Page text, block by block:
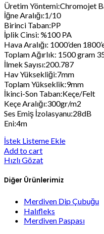
Üretim Yöntemi:Chromojet
İğne Aralığı:1/10
Birinci Taban:PP
İplik Cinsi: %100 PA
Hava Aralığı: 1000’den
Toplam Ağırlık: 1500 gram
İlmek Sayısı:200.787
Hav Yüksekliği:7mm
Toplam Yükseklik:9mm
İkinci-Son Taban:Keçe/Felt
Keçe Aralığı:300gr/m2
Ses Emiş İzolasyanu:28dB
Eni:4m
İstek Listeme Ekle
Add to cart
Hızlı Gözat
Diğer Ürünlerimiz
Merdiven Dip Çubuğu
Halıfleks
Merdiven Paspası